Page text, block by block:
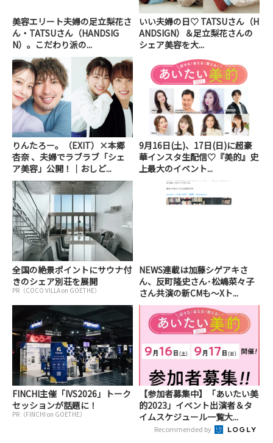
美容エリート夫婦の足立梨花さ
ん・TATSUさん（HANDSIG
N）。こだわり派の...
いい夫婦の日♡ TATSUさん（H
ANDSIGN）＆足立梨花さんの
シェア美容を大...
りんたろー。（EXIT）×本郷
杏奈 、夫婦でラブラブ「シェ
ア美容」公開！｜おしど...
9月16日(土)、17日(日)に超豪
華インスタ生配信♡『美的』史
上最大のイベント...
全国の絶景ポイントにサウナ付
きのシェア別荘を展開
PR（COCO VILLA on GOETHE）
NEWS連載は加藤シゲアキさ
ん、反町隆史さん･松嶋菜々子
さん共演の新CMも～Xト...
FINCHI主催「IVS2026」トーク
セッションが話題に！
PR（FINCHI on GOETHE）
【参加者募集中】「あいたい美
的2023」イベント出演者＆タ
イムスケジュール一覧大...
Recommended by